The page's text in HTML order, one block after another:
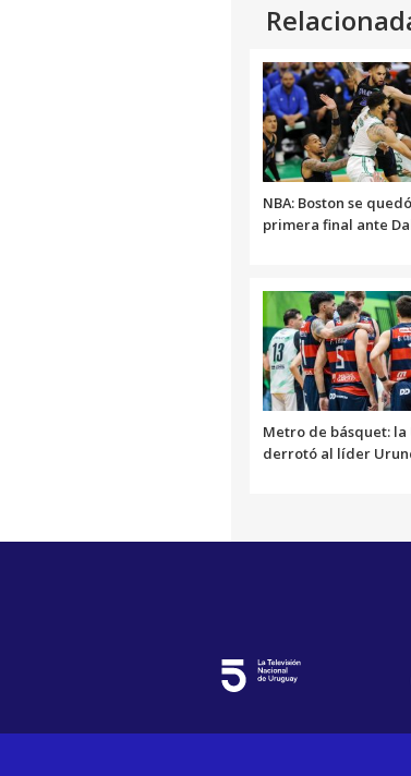
NBA: Boston se
primera final ante
Metro de básquet: la
derrotó al líder